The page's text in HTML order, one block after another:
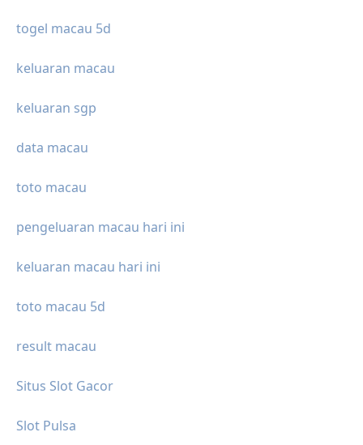
togel macau 5d
keluaran macau
keluaran sgp
data macau
toto macau
pengeluaran macau hari ini
keluaran macau hari ini
toto macau 5d
result macau
Situs Slot Gacor
Slot Pulsa